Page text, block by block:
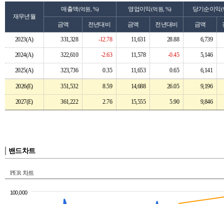
재무년월
매출액(억원, %) 영업이익(억원, %) 당기순이익(
금액 전년대비 금액 전년대비 금액
2023(A) 331,328 -12.78 11,631 28.88 6,739
2024(A) 322,610 -2.63 11,578 -0.45 5,146
2025(A) 323,736 0.35 11,653 0.65 6,141
2026(E) 351,532 8.59 14,688 26.05 9,196
2027(E) 361,222 2.76 15,555 5.90 9,846
밴드차트
PER 차트
100,000